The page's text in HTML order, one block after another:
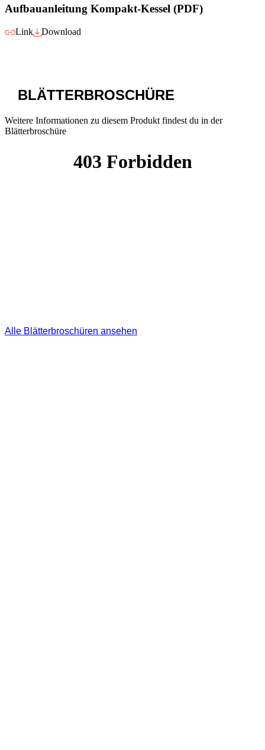
Aufbauanleitung Kompakt-Kessel (PDF)
Link Download
BLÄTTERBROSCHÜRE
Weitere Informationen zu diesem Produkt findest du in der
Blätterbroschüre
Alle Blätterbroschüren ansehen